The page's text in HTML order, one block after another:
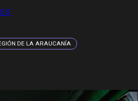
DE LA ARAUCANÍA